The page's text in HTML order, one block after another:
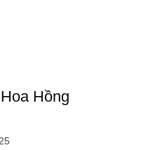
Hồng